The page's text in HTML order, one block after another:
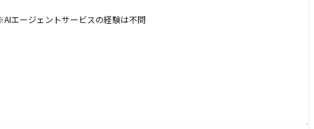
エージェントサービスの経験は不問